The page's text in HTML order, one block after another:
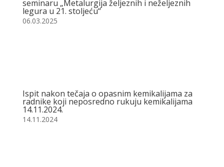
seminaru „Metalurgija željeznih i neželjeznih
legura u 21. stoljeću“
06.03.2025
Ispit nakon tečaja o opasnim kemikalijama za
radnike koji neposredno rukuju kemikalijama
14.11.2024.
14.11.2024